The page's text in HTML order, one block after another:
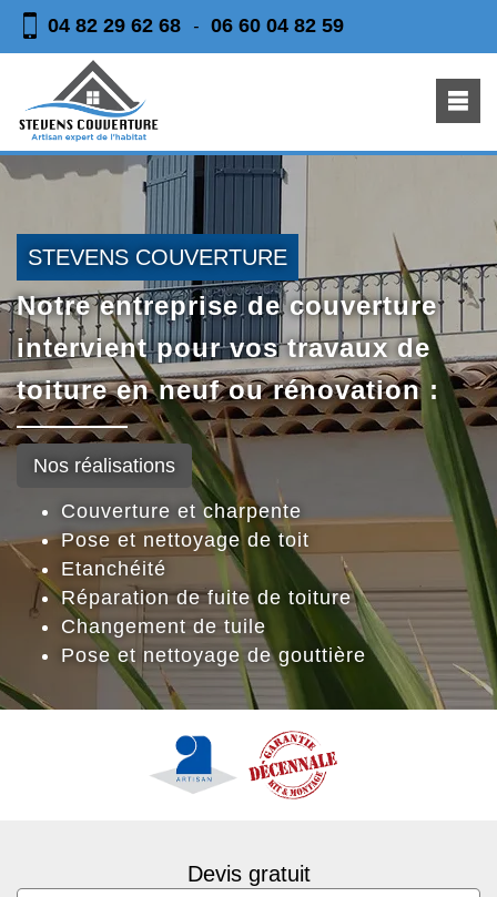
04 82 29 62 68 - 06 60 04 82 59
STEVENS COUVERTURE
Notre entreprise de couverture
intervient pour vos travaux de
toiture en neuf ou rénovation :
Nos réalisations
Couverture et charpente
Pose et nettoyage de toit
Etanchéité
Réparation de fuite de toiture
Changement de tuile
Pose et nettoyage de gouttière
Devis gratuit